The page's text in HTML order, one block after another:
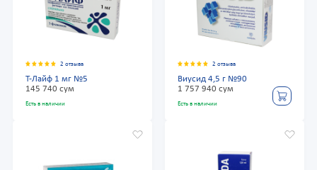
2 отзыва
Т-Лайф 1 мг №5
145 740 сум
Есть в наличии
2 отзыва
Виусид 4,5 г №90
1 757 940 сум
Есть в наличии